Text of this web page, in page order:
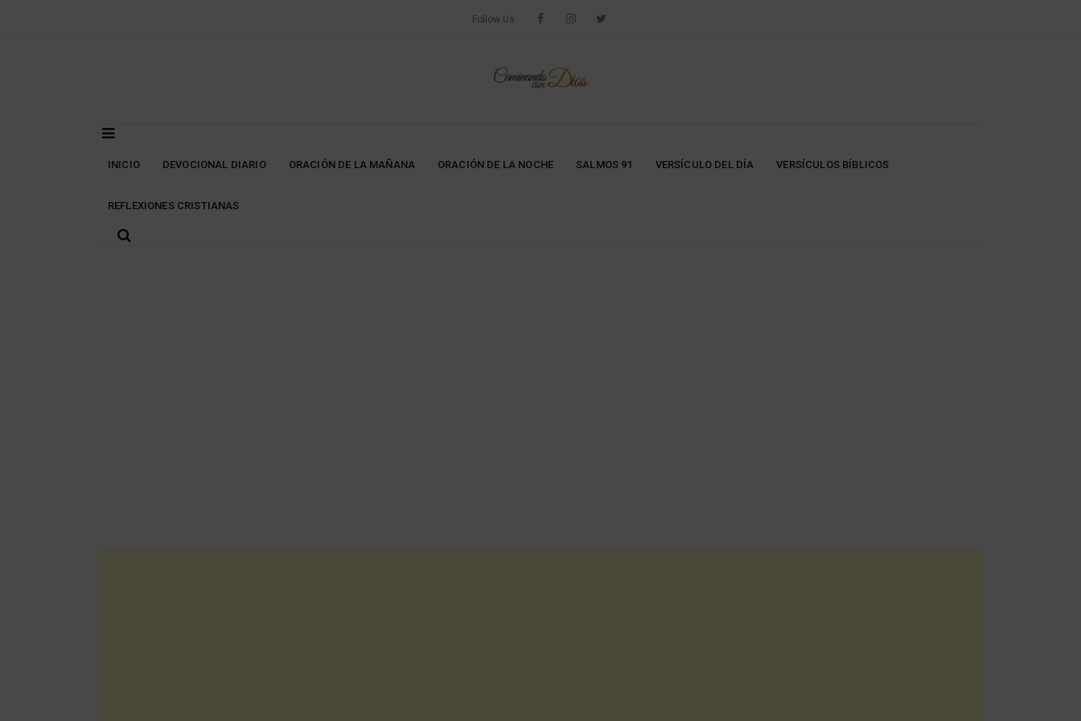
Follow Us
INICIO DEVOCIONAL DIARIO ORACIÓN DE LA MAÑANA ORACIÓN DE LA NOCHE SALMOS 91 VERSÍCULO DEL DÍA VERSÍCULOS BÍBLICOS
REFLEXIONES CRISTIANAS